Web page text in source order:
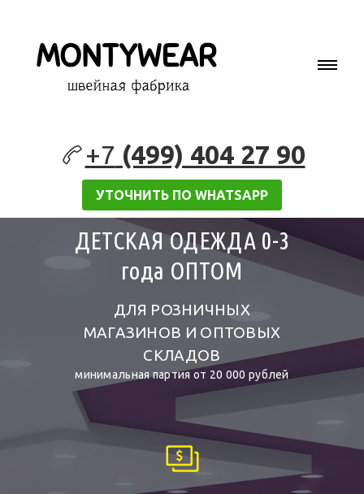
+7 (499) 404 27 90
УТОЧНИТЬ ПО WHATSAPP
ДЕТСКАЯ ОДЕЖДА 0-3
года ОПТОМ
ДЛЯ РОЗНИЧНЫХ
МАГАЗИНОВ И ОПТОВЫХ
СКЛАДОВ
минимальная партия от 20 000 рублей